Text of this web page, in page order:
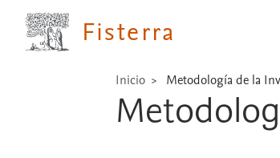
Fisterra
Inicio Metodología de la